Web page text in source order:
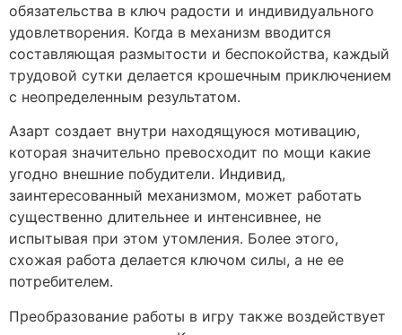
обязательства в ключ радости и индивидуального
удовлетворения. Когда в механизм вводится
составляющая размытости и беспокойства, каждый
трудовой сутки делается крошечным приключением
с неопределенным результатом.
Азарт создает внутри находящуюся мотивацию,
которая значительно превосходит по мощи какие
угодно внешние побудители. Индивид,
заинтересованный механизмом, может работать
существенно длительнее и интенсивнее, не
испытывая при этом утомления. Более этого,
схожая работа делается ключом силы, а не ее
потребителем.
Преобразование работы в игру также воздействует